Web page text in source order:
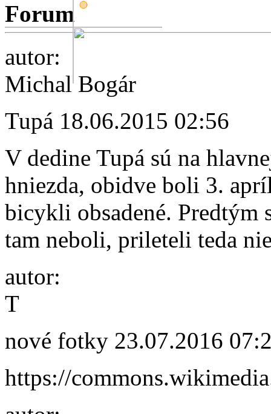
Forum
autor:
Michal Bogár
Tupá 18.06.2015 02:56
V dedine Tupá sú na
hniezda, obidve boli 3.
bicykli obsadené. Predtým
tam neboli, prileteli teda
autor:
T
nové fotky 23.07.2016
https://